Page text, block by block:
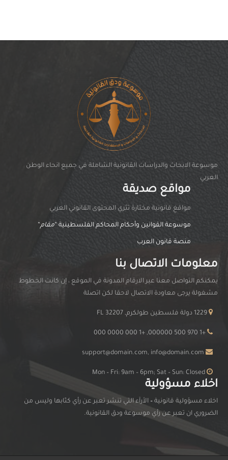
موسوعة الابحاث والدراسات القانونية الشاملة في جميع انحاء الوطن
العربي
مواقع صديقة
مواقغ قانونية مختارة تثري المحتوى القانوني العربي
موسوعة القوانين وأحكام المحاكم الفلسطينية “مقام“
منصة قانون العرب
معلومات الاتصال بنا
يمكنكم التواصل معنا عبر الارقام المدونة في الموقع ، إن كانت الخطوط
مشغولة يرجى معاودة الاتصال لاحقا لكن اتصلة
+1 970 500 000000, +1 000 0000 000
اخلاء مسؤولية
اخلاء مسؤولية قانونية – الأرآء التي تنشر تعبر عن رأي كتّابها وليس من
الضروري ان تعبر عن رأي موسوعة ودق القانونية.